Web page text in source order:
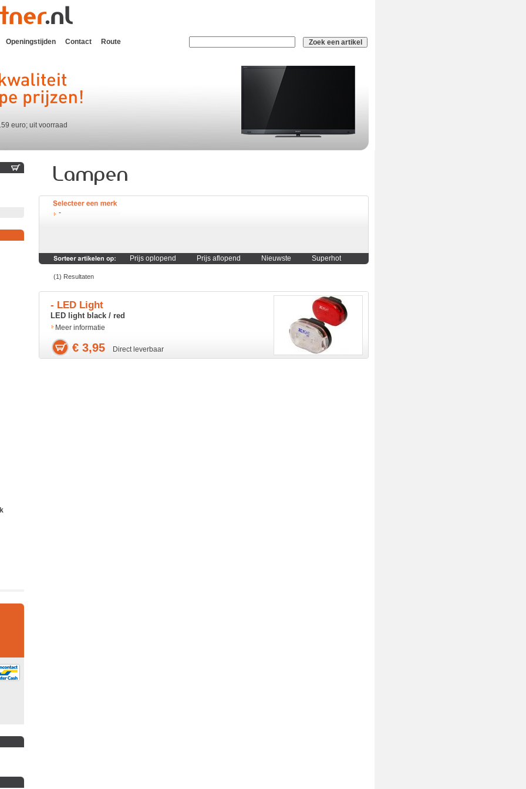
Openingstijden Contact Route
euro; uit voorraad
-
Prijs oplopend Prijs aflopend Nieuwste Superhot
(1) Resultaten
- LED Light
LED light black / red
Meer informatie
€ 3,95 Direct leverbaar